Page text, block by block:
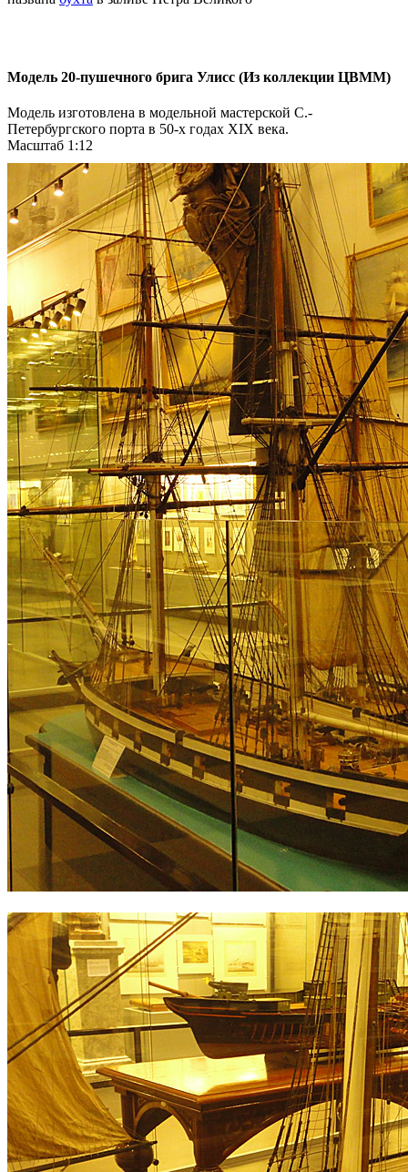
Модель 20-пушечного брига Улисс (Из коллекции ЦВММ)
Модель изготовлена в модельной мастерской С.-
Петербургского порта в 50-х годах XIX века.
Масштаб 1:12